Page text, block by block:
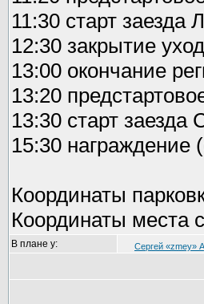
11:30 старт заезда
12:30 закрытие
13:00 окончание
13:20
13:30 старт заезда
15:30 награждение
Координаты
Координаты места
В плане у: Сергей «zmey»